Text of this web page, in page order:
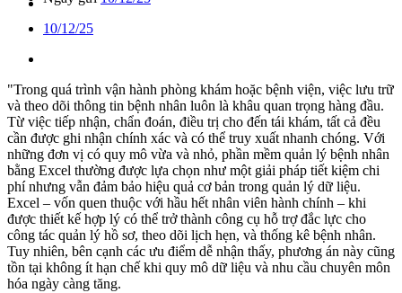
10/12/25
"Trong quá trình vận hành phòng khám hoặc bệnh viện, việc lưu trữ
và theo dõi thông tin bệnh nhân luôn là khâu quan trọng hàng đầu.
Từ việc tiếp nhận, chẩn đoán, điều trị cho đến tái khám, tất cả đều
cần được ghi nhận chính xác và có thể truy xuất nhanh chóng. Với
những đơn vị có quy mô vừa và nhỏ, phần mềm quản lý bệnh nhân
bằng Excel thường được lựa chọn như một giải pháp tiết kiệm chi
phí nhưng vẫn đảm bảo hiệu quả cơ bản trong quản lý dữ liệu.
Excel – vốn quen thuộc với hầu hết nhân viên hành chính – khi
được thiết kế hợp lý có thể trở thành công cụ hỗ trợ đắc lực cho
công tác quản lý hồ sơ, theo dõi lịch hẹn, và thống kê bệnh nhân.
Tuy nhiên, bên cạnh các ưu điểm dễ nhận thấy, phương án này cũng
tồn tại không ít hạn chế khi quy mô dữ liệu và nhu cầu chuyên môn
hóa ngày càng tăng.